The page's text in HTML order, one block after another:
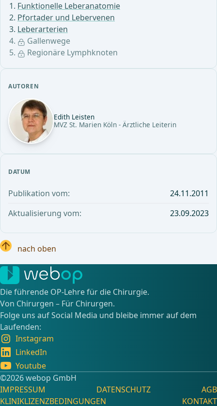
Funktionelle Leberanatomie
Pfortader und Lebervenen
Leberarterien
Gallenwege
Regionäre Lymphknoten
AUTOREN
Edith Leisten
MVZ St. Marien Köln - Ärztliche Leiterin
DATUM
Publikation vom:
24.11.2011
Aktualisierung vom:
23.09.2023
nach oben
Die führende OP-Lehre für die Chirurgie.
Von Chirurgen – Für Chirurgen.
Folge uns auf Social Media und bleibe immer auf dem
Laufenden:
Instagram
LinkedIn
Youtube
©️2026 webop GmbH
IMPRESSUM
DATENSCHUTZ
AGB
KLINIKLIZENZBEDINGUNGEN
KONTAKT